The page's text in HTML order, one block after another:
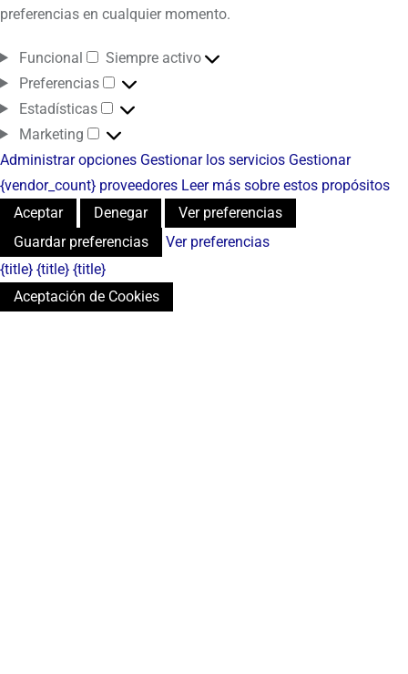
preferencias en cualquier momento.
Funcional
Siempre activo
Preferencias
Estadísticas
Marketing
Administrar opciones Gestionar los servicios Gestionar
{vendor_count} proveedores Leer más sobre estos propósitos
Aceptar
Denegar
Ver preferencias
Guardar preferencias
Ver preferencias
{title} {title} {title}
Aceptación de Cookies